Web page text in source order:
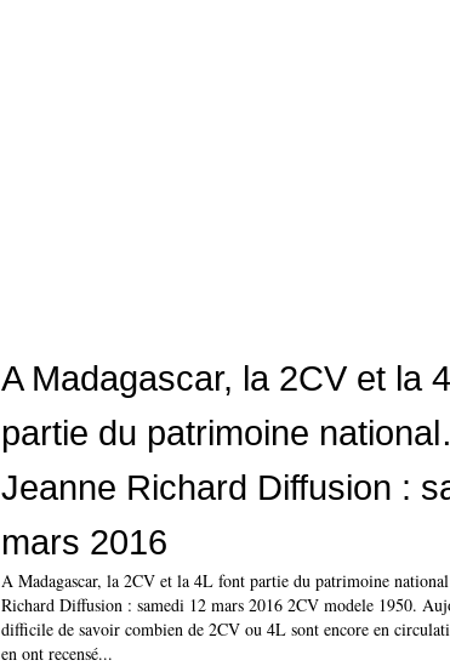
A Madagascar, la 2CV et la
partie du patrimoine
Jeanne Richard Diffusion :
mars 2016
A Madagascar, la 2CV et la 4L font partie du patrimoine
Richard Diffusion : samedi 12 mars 2016 2CV modele 1950.
difficile de savoir combien de 2CV ou 4L sont encore en
en ont recensé...